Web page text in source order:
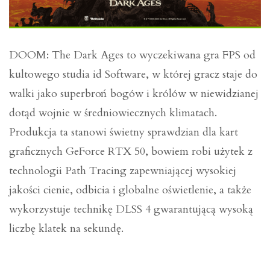
DOOM: The Dark Ages to wyczekiwana gra FPS od
kultowego studia id Software, w której gracz staje do
walki jako superbroń bogów i królów w niewidzianej
dotąd wojnie w średniowiecznych klimatach.
Produkcja ta stanowi świetny sprawdzian dla kart
graficznych GeForce RTX 50, bowiem robi użytek z
technologii Path Tracing zapewniającej wysokiej
jakości cienie, odbicia i globalne oświetlenie, a także
wykorzystuje technikę DLSS 4 gwarantującą wysoką
liczbę klatek na sekundę.